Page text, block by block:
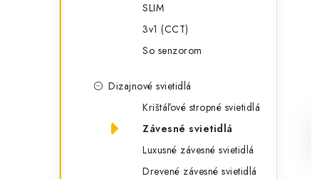
SLIM
3v1 (CCT)
So senzorom
Dizajnové svietidlá
Krištáľové stropné svietidlá
Závesné svietidlá
Luxusné závesné svietidlá
Drevené závesné svietidlá